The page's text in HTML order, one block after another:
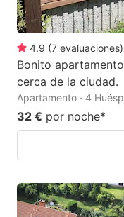
4.9 (7 evaluaciones)
Bonito
cerca de la ciudad.
Apartamento · 4
32 € por noche*